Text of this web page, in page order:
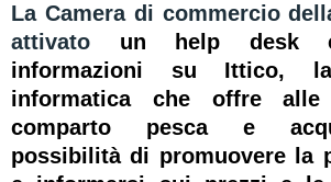
La Camera di commercio
attivato un help desk
informazioni su Ittico, la
informatica che offrealle
comparto pesca e
possibilità di promuovere la